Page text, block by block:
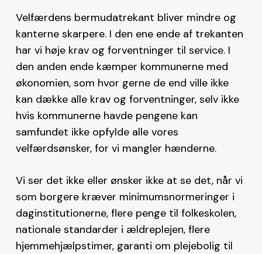
Velfærdens bermudatrekant bliver mindre og
kanterne skarpere. I den ene ende af trekanten
har vi høje krav og forventninger til service. I
den anden ende kæmper kommunerne med
økonomien, som hvor gerne de end ville ikke
kan dække alle krav og forventninger, selv ikke
hvis kommunerne havde pengene kan
samfundet ikke opfylde alle vores
velfærdsønsker, for vi mangler hænderne.
Vi ser det ikke eller ønsker ikke at se det, når vi
som borgere kræver minimumsnormeringer i
daginstitutionerne, flere penge til folkeskolen,
nationale standarder i ældreplejen, flere
hjemmehjælpstimer, garanti om plejebolig til